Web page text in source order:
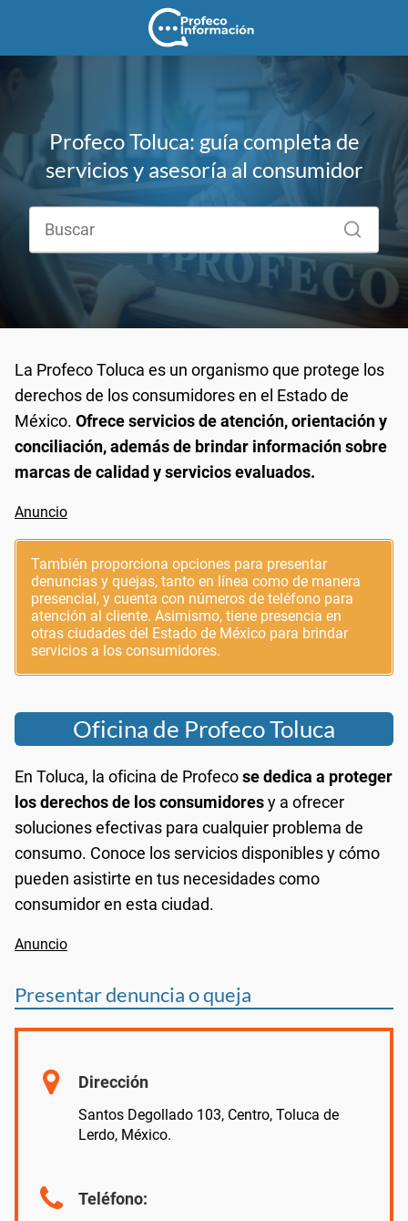
Profeco Toluca: guía completa de
servicios y asesoría al consumidor
La Profeco Toluca es un organismo que protege los
derechos de los consumidores en el Estado de
México. Ofrece servicios de atención, orientación y
conciliación, además de brindar información sobre
marcas de calidad y servicios evaluados.
También proporciona opciones para presentar
denuncias y quejas, tanto en línea como de manera
presencial, y cuenta con números de teléfono para
atención al cliente. Asimismo, tiene presencia en
otras ciudades del Estado de México para brindar
servicios a los consumidores.
Oficina de Profeco Toluca
En Toluca, la oficina de Profecose dedica a proteger
los derechos de los consumidoresy a ofrecer
soluciones efectivas para cualquier problema de
consumo. Conoce los servicios disponibles y cómo
pueden asistirte en tus necesidades como
consumidor en esta ciudad.
Presentar denuncia o queja
Dirección
Santos Degollado 103, Centro, Toluca de
Lerdo, México.
Teléfono: